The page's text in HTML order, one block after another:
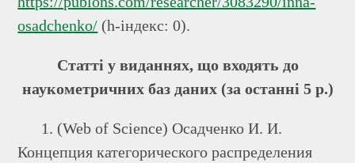
osadchenko/ (h-індекс: 0).
Статті у виданнях, що входять до
наукометричних баз даних (за останні 5 р.)
1. (Web of Science) Осадченко И. И.
Концепция категорического распределения